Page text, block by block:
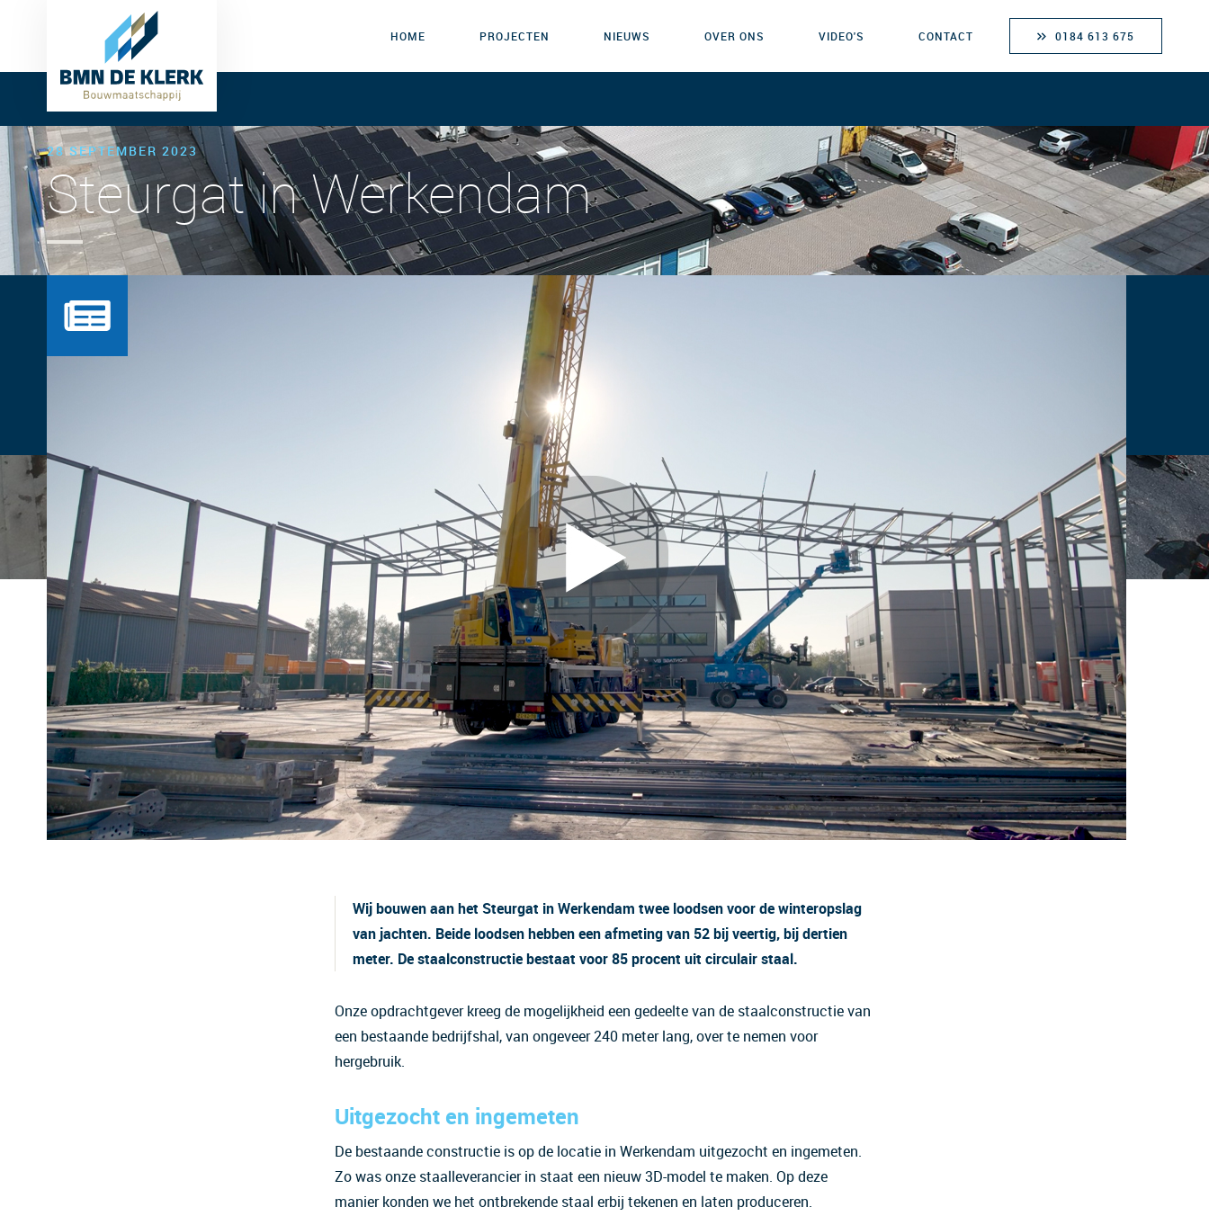
HOME PROJECTEN NIEUWS OVER ONS VIDEO'S CONTACT 0184 613 675
28 SEPTEMBER 2023
Steurgat in Werkendam
Wij bouwen aan het Steurgat in Werkendam twee loodsen voor de winteropslag
van jachten. Beide loodsen hebben een afmeting van 52 bij veertig, bij dertien
meter. De staalconstructie bestaat voor 85 procent uit circulair staal.
Onze opdrachtgever kreeg de mogelijkheid een gedeelte van de staalconstructie van
een bestaande bedrijfshal, van ongeveer 240 meter lang, over te nemen voor
hergebruik.
Uitgezocht en ingemeten
De bestaande constructie is op de locatie in Werkendam uitgezocht en ingemeten.
Zo was onze staalleverancier in staat een nieuw 3D-model te maken. Op deze
manier konden we het ontbrekende staal erbij tekenen en laten produceren.